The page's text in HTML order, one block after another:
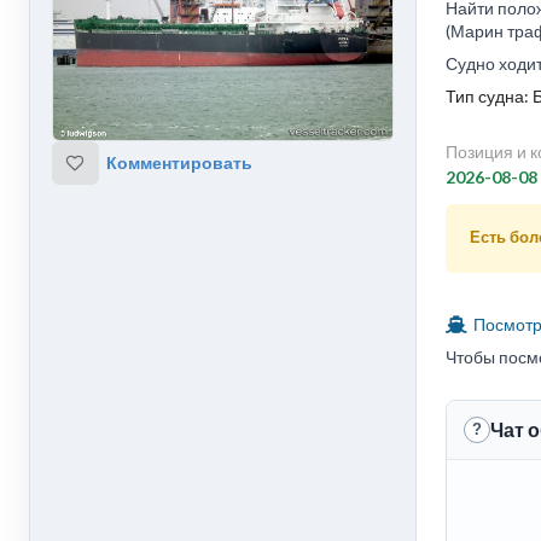
Комментировать
Найти
(Марин
Судно
Тип судна:
Позиция и
2026-08-
Есть
Чтобы
? Чат